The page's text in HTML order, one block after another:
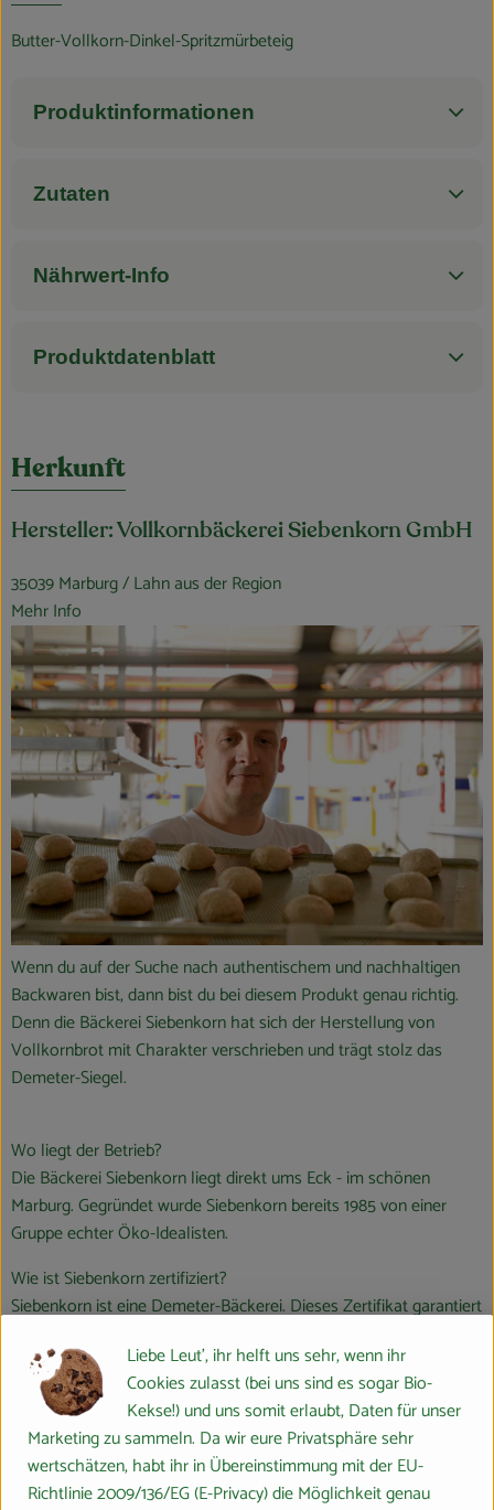
Blog
Butter-Vollkorn-Dinkel-Spritzmürbeteig
Produktinformationen
Zutaten
Nährwert-Info
Produktdatenblatt
Herkunft
Hersteller: Vollkornbäckerei Siebenkorn GmbH
35039 Marburg / Lahn aus der Region
Mehr Info
Wenn du auf der Suche nach authentischem und nachhaltigen
Backwaren bist, dann bist du bei diesem Produkt genau richtig.
Denn die Bäckerei Siebenkorn hat sich der Herstellung von
Vollkornbrot mit Charakter verschrieben und trägt stolz das
Demeter-Siegel.
Wo liegt der Betrieb?
Die Bäckerei Siebenkorn liegt direkt ums Eck - im schönen
Marburg. Gegründet wurde Siebenkorn bereits 1985 von einer
Gruppe echter Öko-Idealisten.
Wie ist Siebenkorn zertifiziert?
Siebenkorn ist eine Demeter-Bäckerei. Dieses Zertifikat garantiert
sichert eine natürliche und nachhaltige Lebensmittelherstellung.
Was ist an der Arbeit von Siebenkorn besonders nachhaltig und
ökologisch?
Verwendung alter Getreidesorten: Siebenkorn verwendet gerne
Liebe Leut', ihr helft uns sehr, wenn ihr
Cookies zulasst (bei uns sind es sogar Bio-
Kekse!) und uns somit erlaubt, Daten für unser
Marketing zu sammeln. Da wir eure Privatsphäre sehr
wertschätzen, habt ihr in Übereinstimmung mit der EU-
Richtlinie 2009/136/EG (E-Privacy) die Möglichkeit genau